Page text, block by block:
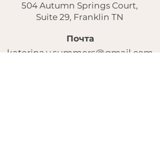
504 Autumn Springs Court,
Suite 29, Franklin TN
Почта
katerina.v.summers@gmail.com